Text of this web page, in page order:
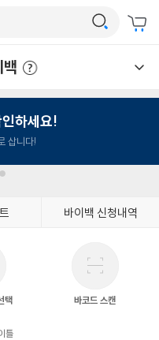
하세요!
삽니다!
바이백 신청내역
택 바코드 스캔
틀